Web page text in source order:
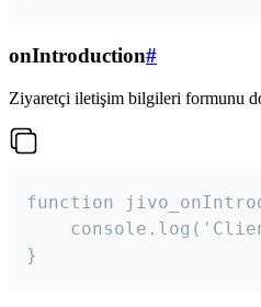
onIntroduction#
Ziyaretçi iletişim bilgileri formunu
function
}